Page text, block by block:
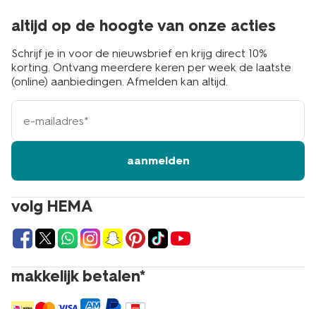
volg HEMA
makkelijk betalen*
altijd op de hoogte van onze acties
Schrijf je in voor de nieuwsbrief en krijg direct 10%
korting. Ontvang meerdere keren per week de laatste
(online) aanbiedingen. Afmelden kan altijd.
e-
mailadres
aanmelden